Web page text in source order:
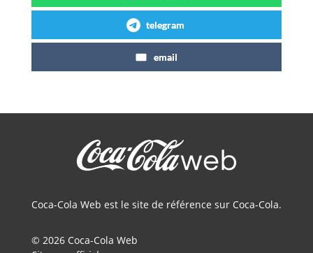
telegram
email
Coca-Cola Web est le site de référence sur Coca-Cola.
© 2026 Coca-Cola Web